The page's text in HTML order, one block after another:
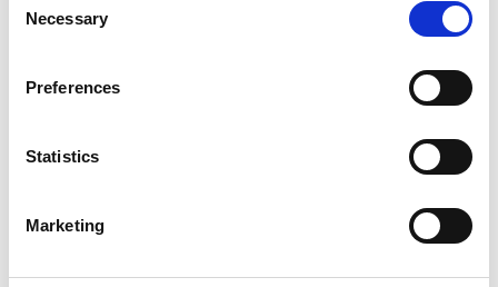
Selection
Necessary
Preferences
Statistics
Marketing
Cyprus
Langue
Caractéristiques :